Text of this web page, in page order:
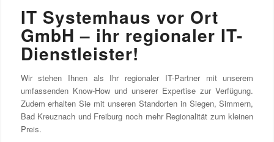
IT Systemhaus vor Ort
GmbH – ihr regionaler IT-
Dienstleister!
Wir stehen Ihnen als Ihr regionaler IT-Partner mit unserem
umfassenden Know-How und unserer Expertise zur Verfügung.
Zudem erhalten Sie mit unseren Standorten in Siegen, Simmern,
Bad Kreuznach und Freiburg noch mehr Regionalität zum kleinen
Preis.